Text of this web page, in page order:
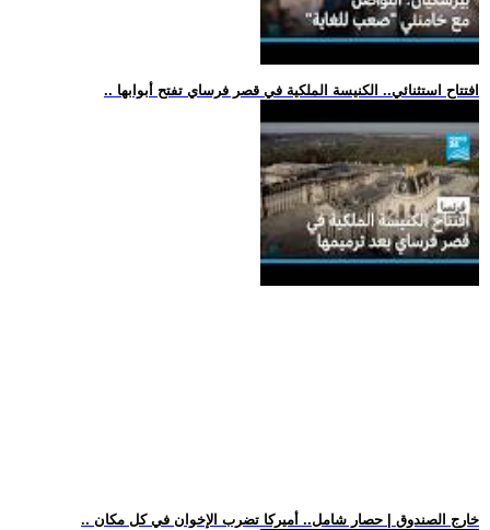
.. افتتاح استثنائي.. الكنيسة الملكية في قصر فرساي تفتح أبوابها
.. خارج الصندوق | حصار شامل.. أميركا تضرب الإخوان في كل مكان